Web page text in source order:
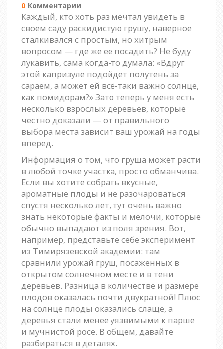
0 Комментарии
Каждый, кто хоть раз мечтал увидеть в
своем саду раскидистую грушу, наверное
сталкивался с простым, но хитрым
вопросом — где же ее посадить? Не буду
лукавить, сама когда-то думала: «Вдруг
этой капризуле подойдет полутень за
сараем, а может ей всё-таки важно солнце,
как помидорам?» Зато теперь у меня есть
несколько взрослых деревьев, которые
честно доказали — от правильного
выбора места зависит ваш урожай на годы
вперед.
Информация о том, что груша может расти
в любой точке участка, просто обманчива.
Если вы хотите собрать вкусные,
ароматные плоды и не разочароваться
спустя несколько лет, тут очень важно
знать некоторые факты и мелочи, которые
обычно выпадают из поля зрения. Вот,
например, представьте себе эксперимент
из Тимирязевской академии: там
сравнили урожай груш, посаженных в
открытом солнечном месте и в тени
деревьев. Разница в количестве и размере
плодов оказалась почти двукратной! Плюс
на солнце плоды оказались слаще, а
деревья стали менее уязвимыми к парше
и мучнистой росе. В общем, давайте
разбираться в деталях.